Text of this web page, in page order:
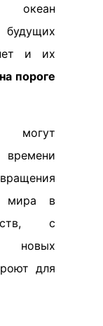
и их
пороге
могут
мира в
с
для